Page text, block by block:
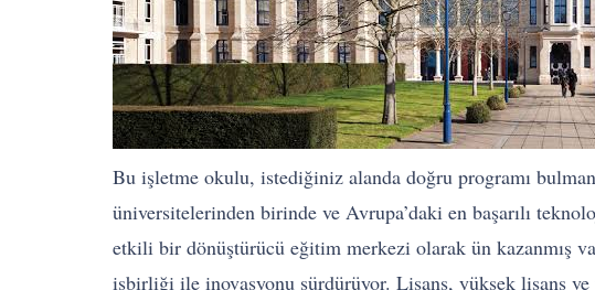
Bu işletme okulu, istediğiniz alanda doğru programı
üniversitelerinden birinde ve Avrupa’daki en başarılı
etkili bir dönüştürücü eğitim merkezi olarak ün kazanmış
işbirliği ile inovasyonu sürdürüyor. Lisans, yüksek lisans